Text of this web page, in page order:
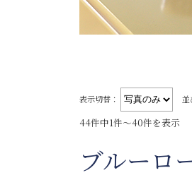
表示切替： 並
44件中1件～40件を表示
ブルーロ